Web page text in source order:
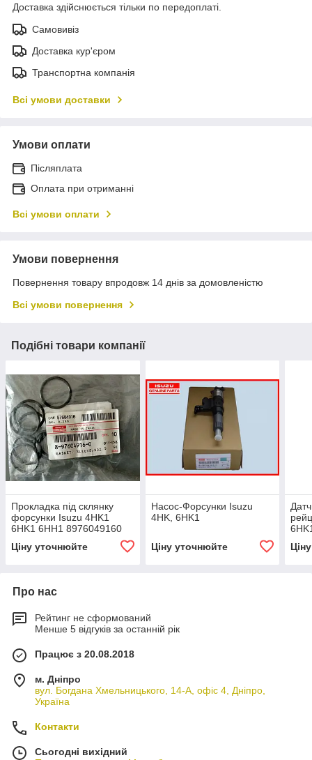
Доставка здійснюється тільки по передоплаті.
Самовивіз
Доставка кур'єром
Транспортна компанія
Всі умови доставки
Умови оплати
Післяплата
Оплата при отриманні
Всі умови оплати
Умови повернення
Повернення товару впродовж 14 днів за домовленістю
Всі умови повернення
Подібні товари компанії
Прокладка під склянку
форсунки Isuzu 4HK1
6HK1 6HH1 8976049160
1096233550 8980041870
Ціну уточнюйте
Насос-Форсунки Isuzu
4HK, 6HK1
Ціну уточнюйте
Про нас
Рейтинг не сформований
Менше 5 відгуків за останній рік
Працює з 20.08.2018
м. Дніпро
вул. Богдана Хмельницького, 14-А, офіс 4, Дніпро,
Україна
Контакти
Сьогодні вихідний